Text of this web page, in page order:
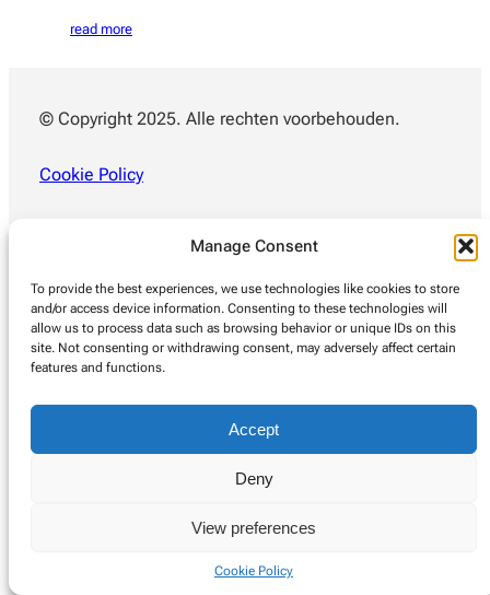
Manage Consent
To provide the best experiences, we use technologies like cookies to store
and/or access device information. Consenting to these technologies will
allow us to process data such as browsing behavior or unique IDs on this
site. Not consenting or withdrawing consent, may adversely affect certain
features and functions.
Accept
Deny
View preferences
Cookie Policy
read more
© Copyright 2025. Alle rechten voorbehouden.
Cookie Policy